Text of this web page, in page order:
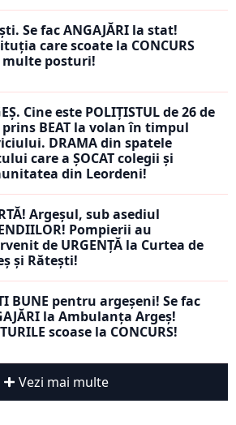
Se fac ANGAJĂRI la stat!
care scoate la CONCURS
multe posturi!
Cine este POLIȚISTUL de 26 de
BEAT la volan în timpul
DRAMA din spatele
care a ȘOCAT colegii și
din Leordeni!
Argeșul, sub asediul
Pompierii au
de URGENȚĂ la Curtea de
și Rătești!
BUNE pentru argeșeni! Se fac
la Ambulanța Argeș!
scoase la CONCURS!
Vezi mai multe